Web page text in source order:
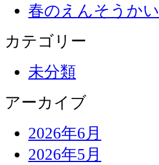
春のえんそうかい
カテゴリー
未分類
アーカイブ
2026年6月
2026年5月